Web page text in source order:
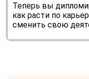
Теперь вы
как расти по
сменить свою